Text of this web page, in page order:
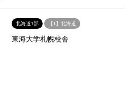
北海道1部 【1】北海道
東海大学札幌校舎